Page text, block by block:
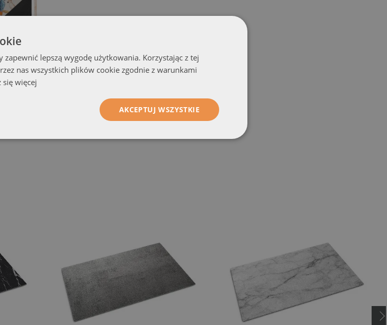
lepszą wygodę użytkowania. Korzystając z tej
nas wszystkich plików cookie zgodnie z warunkami
się więcej
AKCEPTUJ WSZYSTKIE